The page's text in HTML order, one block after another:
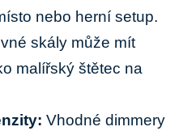
nebo herní setup.
skály může mít
malířský štětec na
Vhodné dimmery